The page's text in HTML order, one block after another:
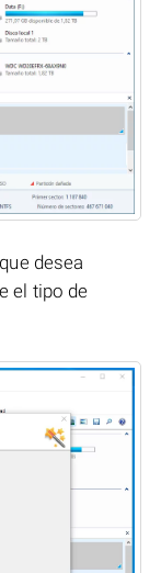
desea
el tipo de